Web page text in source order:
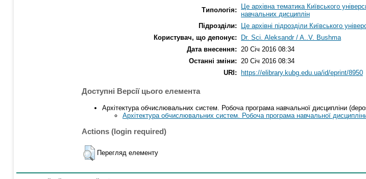
Типологія:
Це архівна тематика Київського
навчальних дисциплін
Підрозділи:
Це архівні підрозділи Київського
Користувач, що депонує:
Dr. Sci. Aleksandr / A..V. Bushma
Дата внесення:
20 Січ 2016 08:34
Останні зміни:
20 Січ 2016 08:34
URI:
https://elibrary.kubg.edu.ua/id/eprint/8950
Доступні Версії цього елемента
Архітектура обчислювальних систем. Робоча програма навчальної дисципліни
Архітектура обчислювальних систем. Робоча програма навчальної
Actions (login required)
Перегляд елементу